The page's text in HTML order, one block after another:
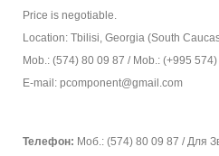
Price is negotiable.
Location: Tbilisi, Georgia (South
Mob.: (574) 80 09 87 / Mob.: (+995
E-mail: pcomponent@gmail.com
Телефон: Моб.: (574) 80 09 87 / Для